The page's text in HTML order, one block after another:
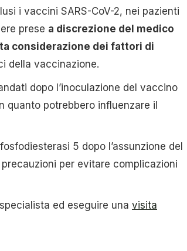
i vaccini SARS-CoV-2, nei pazienti
prese a discrezione del medico
considerazione dei fattori di
della vaccinazione.
dopo l’inoculazione del vaccino
quanto potrebbero influenzare il
5 dopo l’assunzione del
per evitare complicazioni
ed eseguire una visita